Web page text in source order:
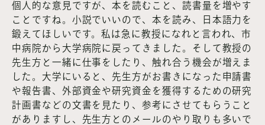
個人的な意見ですが、本を読むこと、読書量を増やす
ことですね。小説でいいので、本を読み、日本語力を
鍛えてほしいです。私は急に教授になれと言われ、市
中病院から大学病院に戻ってきました。そして教授の
先生方と一緒に仕事をしたり、触れ合う機会が増えま
した。大学にいると、先生方がお書きになった申請書
や報告書、外部資金や研究資金を獲得するための研究
計画書などの文書を見たり、参考にさせてもらうこと
がありますし、先生方とのメールのやり取りも多いで